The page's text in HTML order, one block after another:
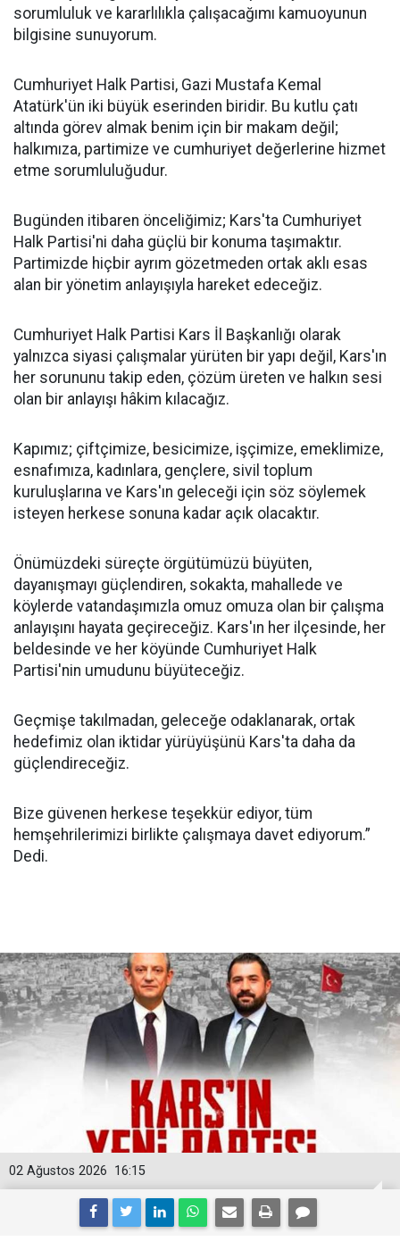
sorumluluk ve kararlılıkla çalışacağımı kamuoyunun
bilgisine sunuyorum.
Cumhuriyet Halk Partisi, Gazi Mustafa Kemal
Atatürk'ün iki büyük eserinden biridir. Bu kutlu çatı
altında görev almak benim için bir makam değil;
halkımıza, partimize ve cumhuriyet değerlerine hizmet
etme sorumluluğudur.
Bugünden itibaren önceliğimiz; Kars'ta Cumhuriyet
Halk Partisi'ni daha güçlü bir konuma taşımaktır.
Partimizde hiçbir ayrım gözetmeden ortak aklı esas
alan bir yönetim anlayışıyla hareket edeceğiz.
Cumhuriyet Halk Partisi Kars İl Başkanlığı olarak
yalnızca siyasi çalışmalar yürüten bir yapı değil, Kars'ın
her sorununu takip eden, çözüm üreten ve halkın sesi
olan bir anlayışı hâkim kılacağız.
Kapımız; çiftçimize, besicimize, işçimize, emeklimize,
esnafımıza, kadınlara, gençlere, sivil toplum
kuruluşlarına ve Kars'ın geleceği için söz söylemek
isteyen herkese sonuna kadar açık olacaktır.
Önümüzdeki süreçte örgütümüzü büyüten,
dayanışmayı güçlendiren, sokakta, mahallede ve
köylerde vatandaşımızla omuz omuza olan bir çalışma
anlayışını hayata geçireceğiz. Kars'ın her ilçesinde, her
beldesinde ve her köyünde Cumhuriyet Halk
Partisi'nin umudunu büyüteceğiz.
Geçmişe takılmadan, geleceğe odaklanarak, ortak
hedefimiz olan iktidar yürüyüşünü Kars'ta daha da
güçlendireceğiz.
Bize güvenen herkese teşekkür ediyor, tüm
hemşehrilerimizi birlikte çalışmaya davet ediyorum.”
Dedi.
16:15
02 Ağustos 2026